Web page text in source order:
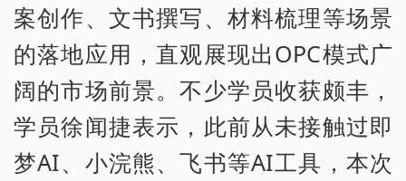
案创作、文书撰写、材料梳理等场景
的落地应用，直观展现出OPC模式广
阔的市场前景。不少学员收获颇丰，
学员徐闻捷表示，此前从未接触过即
梦AI、小浣熊、飞书等AI工具，本次